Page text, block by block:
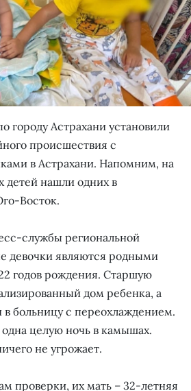
городу Астрахани установили
происшествия с
в Астрахани. Напомним, на
детей нашли одних в
Восток.
службы региональной
девочки являются родными
годов рождения. Старшую
дом ребенка, а
больницу с переохлаждением.
целую ночь в камышах.
не угрожает.
проверки, их мать – 32-летняя